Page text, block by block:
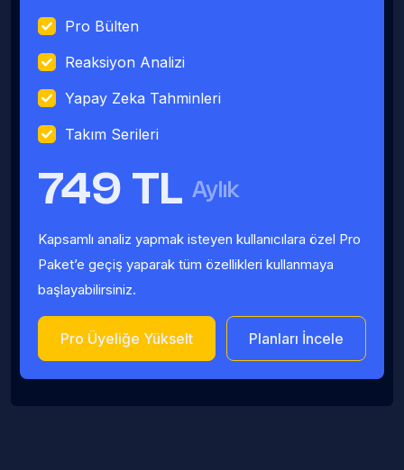
Pro Bülten
Reaksiyon Analizi
Yapay Zeka Tahminleri
Takım Serileri
749 TL Aylık
Kapsamlı analiz yapmak isteyen kullanıcılara özel Pro
Paket’e geçiş yaparak tüm özellikleri kullanmaya
başlayabilirsiniz.
Pro Üyeliğe Yükselt Planları İncele